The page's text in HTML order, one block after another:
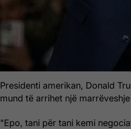
Presidenti amerikan, Donald
mund të arrihet një
"Epo, tani për tani kemi